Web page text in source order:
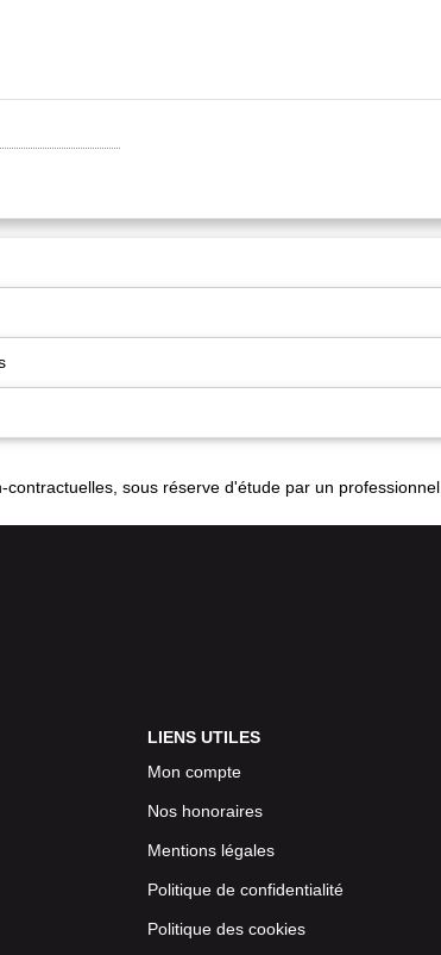
contractuelles, sous réserve d'étude par un professionnel
LIENS UTILES
Mon compte
Nos honoraires
Mentions légales
Politique de confidentialité
Politique des cookies